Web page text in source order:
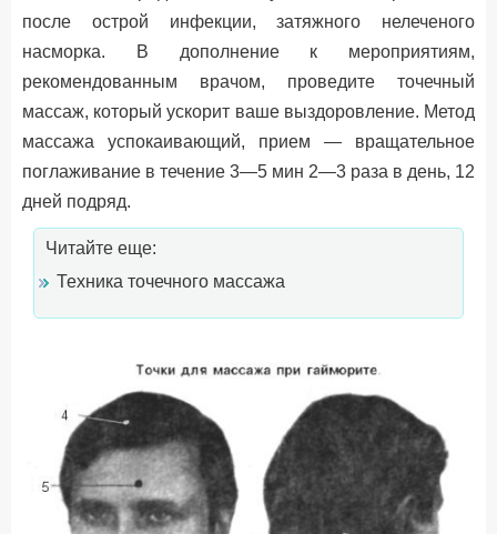
после острой инфекции, затяжного нелеченого
насморка. В дополнение к мероприятиям,
рекомендованным врачом, проведите точечный
массаж, который ускорит ваше выздоровление. Метод
массажа успокаивающий, прием — вращательное
поглаживание в течение 3—5 мин 2—3 раза в день, 12
дней подряд.
Читайте еще:
Техника точечного массажа